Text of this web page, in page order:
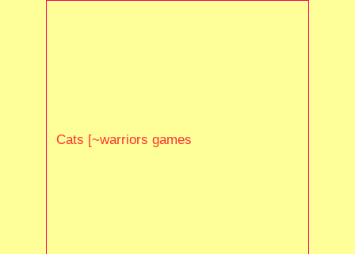
Cats [~warriors games